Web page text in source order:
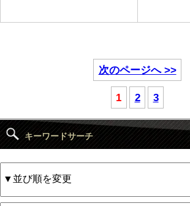
次のページへ >>
1 2 3
キーワードサーチ